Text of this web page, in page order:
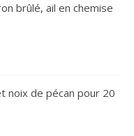
brûlé, ail en chemise
noix de pécan pour 20